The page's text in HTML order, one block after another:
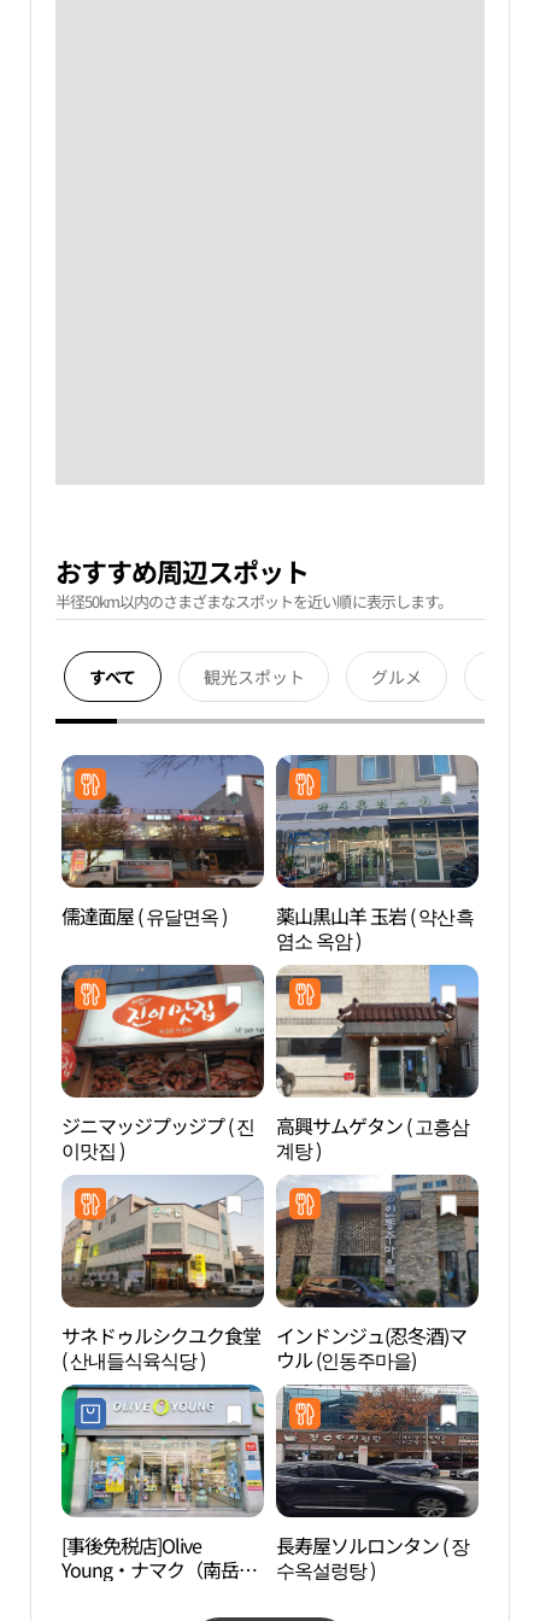
おすすめ周辺スポット
半径50km以内のさまざまなスポットを近い順に表示します。
すべて 観光スポット グルメ
儒達面屋 ( 유달면옥 )
薬山黒山羊 玉岩 ( 약산흑
염소 옥암 )
ジニマッジプッジプ ( 진
이맛집 )
高興サムゲタン ( 고흥삼
계탕 )
サネドゥルシクユク食堂
( 산내들식육식당 )
インドンジュ(忍冬酒)マ
ウル (인동주마을)
[事後免税店]Olive
Young・ナマク（南岳）
長寿屋ソルロンタン ( 장
수옥설렁탕 )